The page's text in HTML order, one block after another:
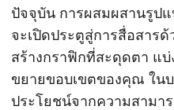
ปัจจุบัน การผสมผสานรูป
จะเปิดประตูสู่การสื่อสา
สร้างกราฟิกที่สะดุดตา แ
ขยายขอบเขตของคุณ ใน
ประโยชน์จากความสามา